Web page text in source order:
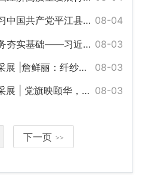
08-04
江县第十四次代表大会精神
08-03
领“十五五”开局之年中国经济破浪前行
08-03
|詹鲜丽：纤纱绽芳华
08-03
旗映颐华，初心育英才
下一页 >>